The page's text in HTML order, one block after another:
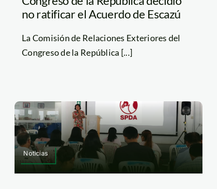
no ratificar el Acuerdo de Escazú
La Comisión de Relaciones Exteriores del
Congreso de la República [...]
Noticias